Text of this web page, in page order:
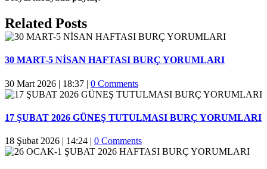
Facebook
Twitter
Reddit
LinkedIn
WhatsApp
Pinterest
Email
Related Posts
30 MART-5 NİSAN HAFTASI BURÇ YORUMLARI
30 Mart 2026 | 18:37 | 0 Comments
17 ŞUBAT 2026 GÜNEŞ TUTULMASI BURÇ YORUMLARI
18 Şubat 2026 | 14:24 | 0 Comments